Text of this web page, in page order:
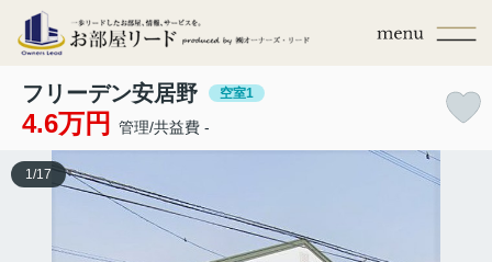
フリーデン安居野 空室1
4.6万円 管理/共益費 -
1 /17